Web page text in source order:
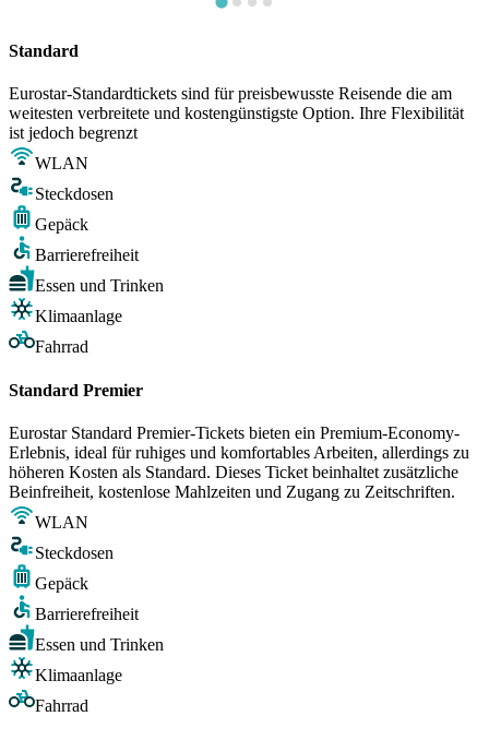
Standard
Eurostar-Standardtickets sind für preisbewusste Reisende die am
weitesten verbreitete und kostengünstigste Option. Ihre Flexibilität
ist jedoch begrenzt
WLAN
Steckdosen
Gepäck
Barrierefreiheit
Essen und Trinken
Klimaanlage
Fahrrad
Standard Premier
Eurostar Standard Premier-Tickets bieten ein Premium-Economy-
Erlebnis, ideal für ruhiges und komfortables Arbeiten, allerdings zu
höheren Kosten als Standard. Dieses Ticket beinhaltet zusätzliche
Beinfreiheit, kostenlose Mahlzeiten und Zugang zu Zeitschriften.
WLAN
Steckdosen
Gepäck
Barrierefreiheit
Essen und Trinken
Klimaanlage
Fahrrad